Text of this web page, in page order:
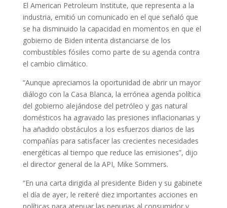
El American Petroleum Institute, que representa a la
industria, emitió un comunicado en el que señaló que
se ha disminuido la capacidad en momentos en que el
gobierno de Biden intenta distanciarse de los
combustibles fósiles como parte de su agenda contra
el cambio climático.
“Aunque apreciamos la oportunidad de abrir un mayor
diálogo con la Casa Blanca, la errónea agenda política
del gobierno alejándose del petróleo y gas natural
domésticos ha agravado las presiones inflacionarias y
ha añadido obstáculos a los esfuerzos diarios de las
compañías para satisfacer las crecientes necesidades
energéticas al tiempo que reduce las emisiones”, dijo
el director general de la API, Mike Sommers.
“En una carta dirigida al presidente Biden y su gabinete
el día de ayer, le reiteré diez importantes acciones en